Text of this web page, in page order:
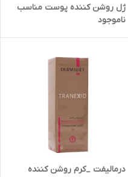
ژل روشن کننده پوست مناسب
انواع پوست 50ml
ناموجود
درمالیفت _کرم روشن کننده